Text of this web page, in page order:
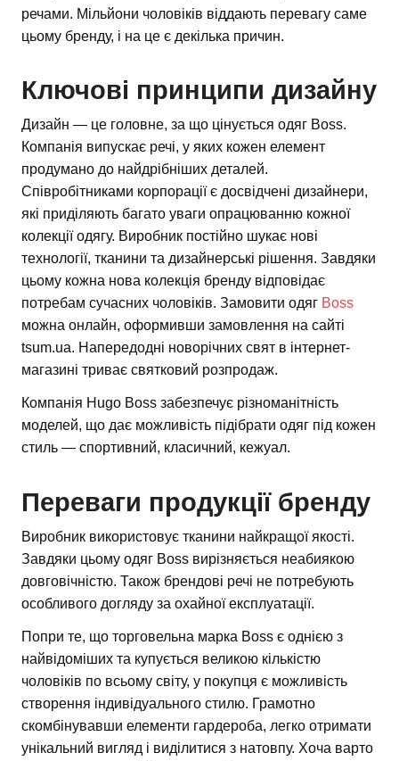
речами. Мільйони чоловіків віддають перевагу саме
цьому бренду, і на це є декілька причин.
Ключові принципи дизайну
Дизайн — це головне, за що цінується одяг Boss.
Компанія випускає речі, у яких кожен елемент
продумано до найдрібніших деталей.
Співробітниками корпорації є досвідчені дизайнери,
які приділяють багато уваги опрацюванню кожної
колекції одягу. Виробник постійно шукає нові
технології, тканини та дизайнерські рішення. Завдяки
цьому кожна нова колекція бренду відповідає
потребам сучасних чоловіків. Замовити одяг Boss
можна онлайн, оформивши замовлення на сайті
tsum.ua. Напередодні новорічних свят в інтернет-
магазині триває святковий розпродаж.
Компанія Hugo Boss забезпечує різноманітність
моделей, що дає можливість підібрати одяг під кожен
стиль — спортивний, класичний, кежуал.
Переваги продукції бренду
Виробник використовує тканини найкращої якості.
Завдяки цьому одяг Boss вирізняється неабиякою
довговічністю. Також брендові речі не потребують
особливого догляду за охайної експлуатації.
Попри те, що торговельна марка Boss є однією з
найвідоміших та купується великою кількістю
чоловіків по всьому світу, у покупця є можливість
створення індивідуального стилю. Грамотно
скомбінувавши елементи гардероба, легко отримати
унікальний вигляд і виділитися з натовпу. Хоча варто